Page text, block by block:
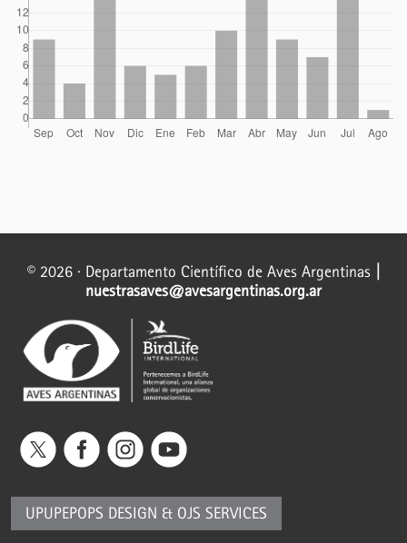
© 2026 · Departamento Científico de Aves Argentinas
nuestrasaves@avesargentinas.org.ar
UPUPEPOPS DESIGN & OJS SERVICES